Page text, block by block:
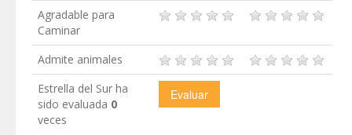
Agradable para
Caminar
Admite animales
Estrella del Sur ha
sido evaluada 0
veces